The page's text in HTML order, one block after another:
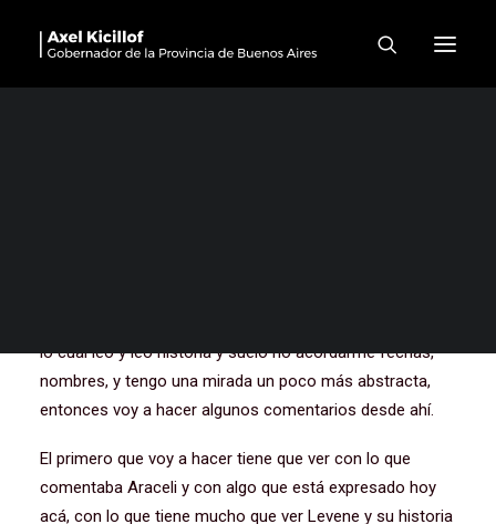
Centenario del Archivo
Histórico “Dr. Ricardo
lo cual leo y leo historia y suelo no acordarme fechas,
nombres, y tengo una mirada un poco más abstracta,
entonces voy a hacer algunos comentarios desde ahí.
El primero que voy a hacer tiene que ver con lo que
comentaba Araceli y con algo que está expresado hoy
acá, con lo que tiene mucho que ver Levene y su historia